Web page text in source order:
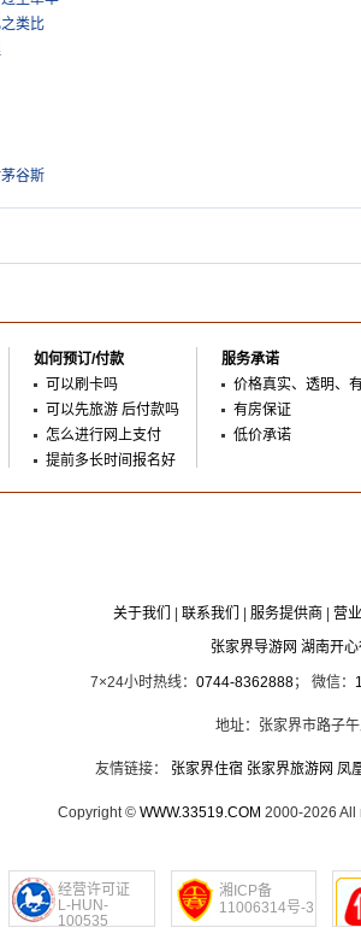
类比
谷斯
如何预订/付款
可以刷卡吗
可以先旅游 后付款吗
怎么进行网上支付
提前多长时间报名好
服务承诺
价格真实、透明、
有房保证
低价承诺
关于我们 联系我们 服务提供商
营
张家界导游网 湖南开
7×24小时热线： 0744-8362888； 微信：
地址：张家界市路子
友情链接： 张家界住宿 张家界旅游网 凤
Copyright © WWW.33519.COM 2000-2026 All
经营许可证
L-HUN-
100535
湘ICP备
11006314号-3